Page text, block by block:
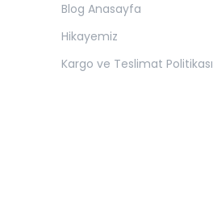
Blog Anasayfa
Hikayemiz
Kargo ve Teslimat Politikası